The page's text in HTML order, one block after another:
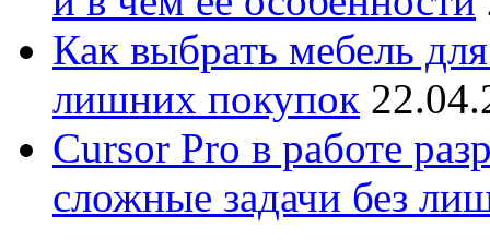
Как выбрать мебель
лишних покупок
Cursor Pro в работе
сложные задачи без